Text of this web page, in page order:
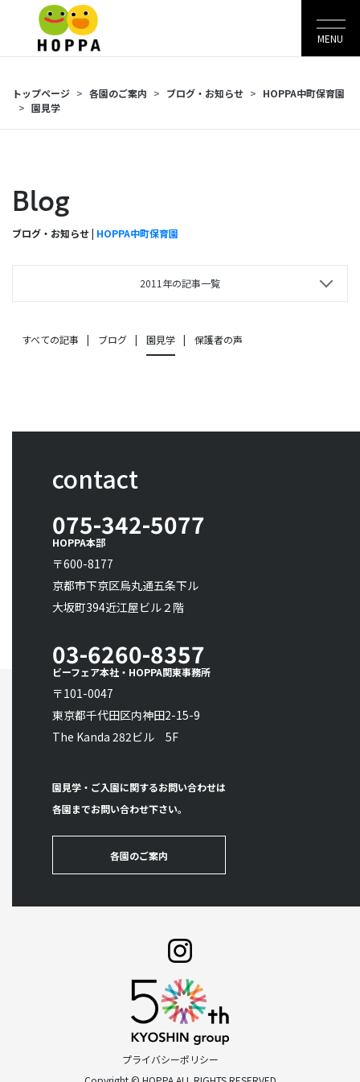
MENU
トップページ 各園のご案内 ブログ・お知らせ
HOPPA中町保育園
園見学
Blog
ブログ・お知らせ | HOPPA中町保育園
2011年の記事一覧
すべての記事 ブログ 園見学 保護者の声
contact
075-342-5077
HOPPA本部
〒600-8177
京都市下京区烏丸通五条下ル
大坂町394近江屋ビル２階
03-6260-8357
ビーフェア本社・HOPPA関東事務所
〒101-0047
東京都千代田区内神田2-15-9
The Kanda 282ビル 5F
園見学・ご入園に関するお問い合わせは
各園までお問い合わせ下さい。
各園のご案内
プライバシーポリシー